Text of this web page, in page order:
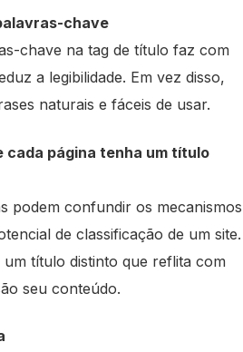
chave
chave na tag de título faz com
a legibilidade. Em vez disso,
naturais e fáceis de usar.
cada página tenha um título
podem confundir os mecanismos
de classificação de um site.
um título distinto que reflita com
seu conteúdo.